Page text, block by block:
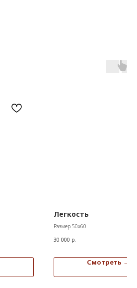
Легкость
Размер 50х60
30 000 р.
Смотреть →